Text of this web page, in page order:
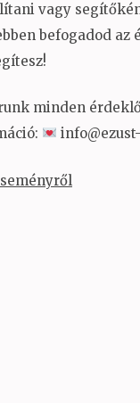
vagy
befogadod
minden